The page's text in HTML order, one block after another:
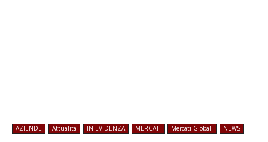
AZIENDE Attualità IN EVIDENZA MERCATI Mercati Globali NEWS